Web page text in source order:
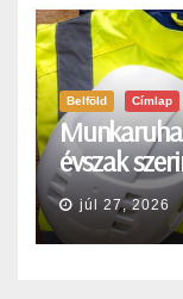
Belföld Címlap
évszak
júl 27, 2026